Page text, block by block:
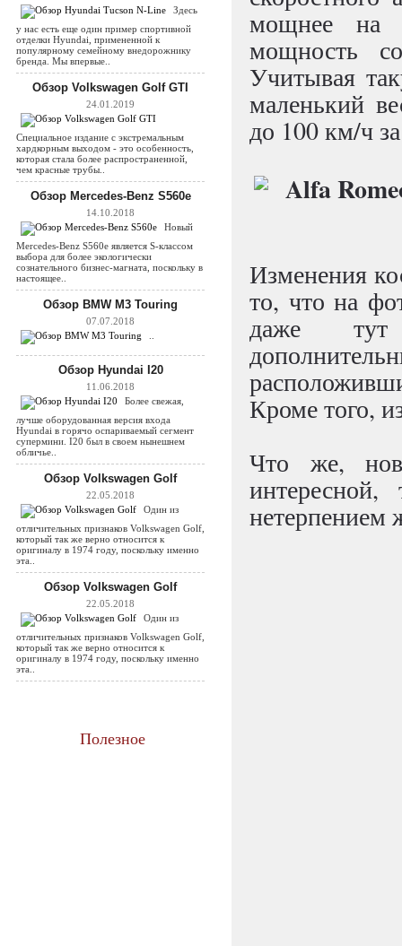
Здесь
у нас есть еще один пример спортивной
отделки Hyundai, примененной к
популярному семейному внедорожнику
бренда. Мы впервые..
Обзор Volkswagen Golf GTI
24.01.2019
Специальное издание с экстремальным
хардкорным выходом - это особенность,
которая стала более распространенной,
чем красные трубы..
Обзор Mercedes-Benz S560e
14.10.2018
Новый
Mercedes-Benz S560e является S-классом
выбора для более экологически
сознательного бизнес-магната, поскольку в
настоящее..
Обзор BMW M3 Touring
07.07.2018
Обзор Hyundai I20
11.06.2018
Более свежая,
лучше оборудованная версия входа
Hyundai в горячо оспариваемый сегмент
супермини. I20 был в своем нынешнем
обличье..
Обзор Volkswagen Golf
22.05.2018
Один из
отличительных признаков Volkswagen Golf,
который так же верно относится к
оригиналу в 1974 году, поскольку именно
эта..
Обзор Volkswagen Golf
22.05.2018
Один из
отличительных признаков Volkswagen Golf,
который так же верно относится к
оригиналу в 1974 году, поскольку именно
эта..
Полезное
мощнее на
мощность
Учитывая
маленький
до 100 км/ч
Изменения
то, что на
даже тут
Кроме того,
Что же,
нетерпением